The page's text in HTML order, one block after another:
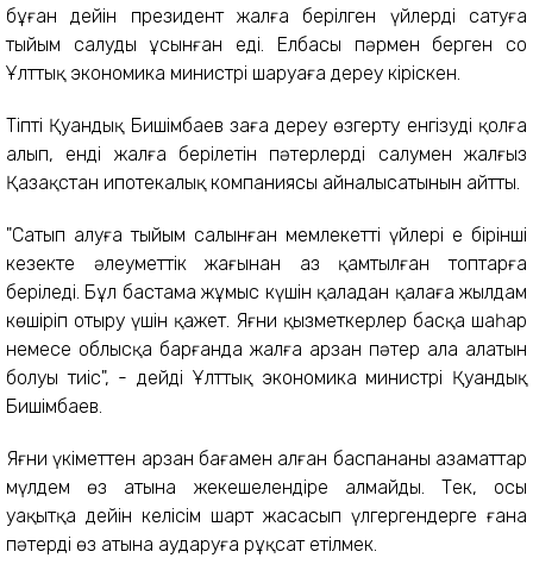
бұған дейін президент жалға берілген үйлерді сатуға
тыйым салуды ұсынған еді. Елбасы пәрмен берген соң
Ұлттық экономика министрі шаруаға дереу кіріскен.
Тіпті Қуандық Бишімбаев заңға дереу өзгерту енгізуді қолға
алып, енді жалға берілетін пәтерлерді салумен жалғыз
Қазақстан ипотекалық компаниясы айналысатынын айтты.
"Сатып алуға тыйым салынған мемлекеттің үйлері ең бірінші
кезекте әлеуметтік жағынан аз қамтылған топтарға
беріледі. Бұл бастама жұмыс күшін қаладан қалаға жылдам
көшіріп отыру үшін қажет. Яғни қызметкерлер басқа шаһар
немесе облысқа барғанда жалға арзан пәтер ала алатын
болуы тиіс", - дейді Ұлттық экономика министрі Қуандық
Бишімбаев.
Яғни үкіметтен арзан бағамен алған баспананы азаматтар
мүлдем өз атына жекешелендіре алмайды. Тек, осы
уақытқа дейін келісім шарт жасасып үлгергендерге ғана
пәтерді өз атына аударуға рұқсат етілмек.